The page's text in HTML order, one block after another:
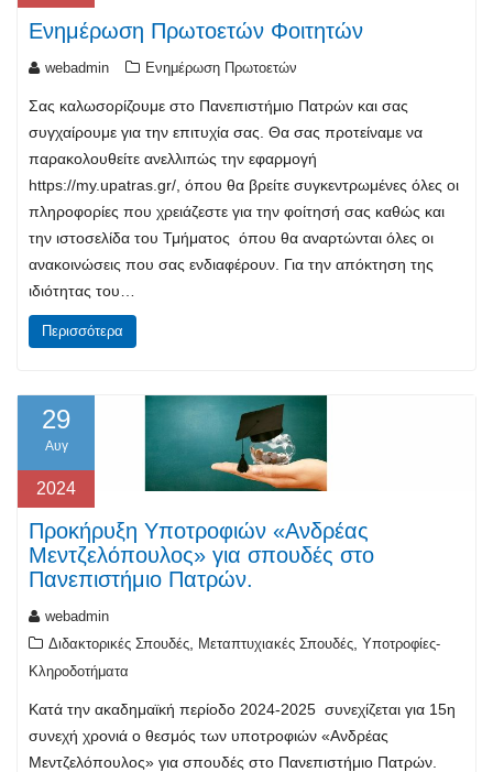
Ενημέρωση Πρωτοετών Φοιτητών
webadmin Ενημέρωση Πρωτοετών
Σας καλωσορίζουμε στο Πανεπιστήμιο Πατρών και σας
συγχαίρουμε για την επιτυχία σας. Θα σας προτείναμε να
παρακολουθείτε ανελλιπώς την εφαρμογή
https://my.upatras.gr/, όπου θα βρείτε συγκεντρωμένες όλες οι
πληροφορίες που χρειάζεστε για την φοίτησή σας καθώς και
την ιστοσελίδα του Τμήματος όπου θα αναρτώνται όλες οι
ανακοινώσεις που σας ενδιαφέρουν. Για την απόκτηση της
ιδιότητας του…
Περισσότερα
29
Αυγ
2024
Προκήρυξη Υποτροφιών «Ανδρέας
Μεντζελόπουλος» για σπουδές στο
Πανεπιστήμιο Πατρών.
webadmin
Διδακτορικές Σπουδές Μεταπτυχιακές Σπουδές Υποτροφίες-
Κληροδοτήματα
Κατά την ακαδημαϊκή περίοδο 2024-2025 συνεχίζεται για 15η
συνεχή χρονιά ο θεσμός των υποτροφιών «Ανδρέας
Μεντζελόπουλος» για σπουδές στο Πανεπιστήμιο Πατρών.